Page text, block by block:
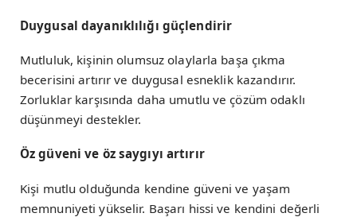
Duygusal dayanıklılığı güçlendirir
Mutluluk, kişinin olumsuz olaylarla başa çıkma
becerisini artırır ve duygusal esneklik kazandırır.
Zorluklar karşısında daha umutlu ve çözüm odaklı
düşünmeyi destekler.
Öz güveni ve öz saygıyı artırır
Kişi mutlu olduğunda kendine güveni ve yaşam
memnuniyeti yükselir. Başarı hissi ve kendini değerli